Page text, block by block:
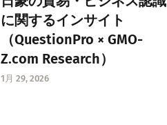
に関するインサイト
（QuestionPro × GMO-
Z.com Research）
1月 29, 2026